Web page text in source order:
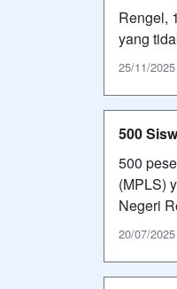
Rengel,
yang
25/11/
500
500
(MPLS)
Negeri
20/07/